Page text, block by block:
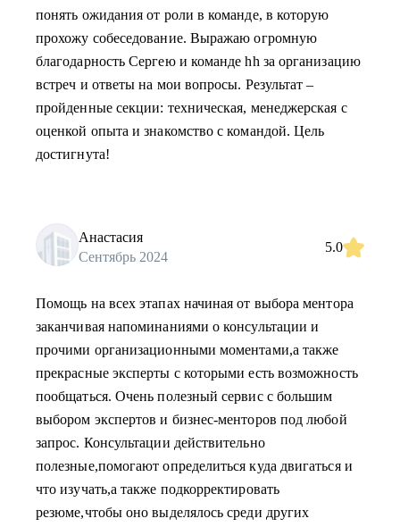
понять ожидания от роли в команде, в которую
прохожу собеседование. Выражаю огромную
благодарность Сергею и команде hh за организацию
встреч и ответы на мои вопросы. Результат –
пройденные секции: техническая, менеджерская с
оценкой опыта и знакомство с командой. Цель
достигнута!
Анастасия
Сентябрь 2024
5.0
Помощь на всех этапах начиная от выбора ментора
заканчивая напоминаниями о консультации и
прочими организационными моментами,а также
прекрасные эксперты с которыми есть возможность
пообщаться. Очень полезный сервис с большим
выбором экспертов и бизнес-менторов под любой
запрос. Консультации действительно
полезные,помогают определиться куда двигаться и
что изучать,а также подкорректировать
резюме,чтобы оно выделялось среди других